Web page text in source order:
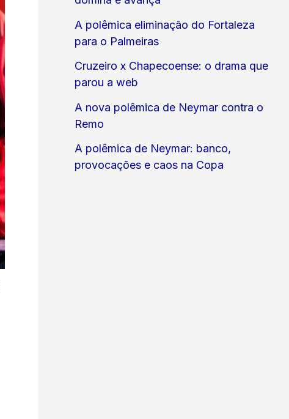
A polêmica eliminação do Fortaleza
para o Palmeiras
Cruzeiro x Chapecoense: o drama que
parou a web
A nova polêmica de Neymar contra o
Remo
A polêmica de Neymar: banco,
provocações e caos na Copa